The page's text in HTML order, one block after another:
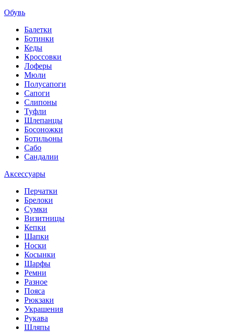
Обувь
Балетки
Ботинки
Кеды
Кроссовки
Лоферы
Мюли
Полусапоги
Сапоги
Слипоны
Туфли
Шлепанцы
Босоножки
Ботильоны
Сабо
Сандалии
Аксессуары
Перчатки
Брелоки
Сумки
Визитницы
Кепки
Шапки
Носки
Косынки
Шарфы
Ремни
Разное
Пояса
Рюкзаки
Украшения
Рукава
Шляпы